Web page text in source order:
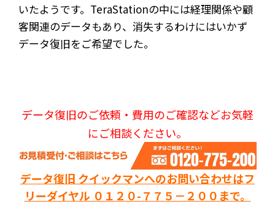
いたようです。TeraStationの中には経理関係や顧
客関連のデータもあり、消失するわけにはいかず
データ復旧をご希望でした。
データ復旧のご依頼・費用のご確認などお気軽
にご相談ください。
データ復旧 クイックマンへのお問い合わせはフ
リーダイヤル ０１２０-７７５－２００まで。